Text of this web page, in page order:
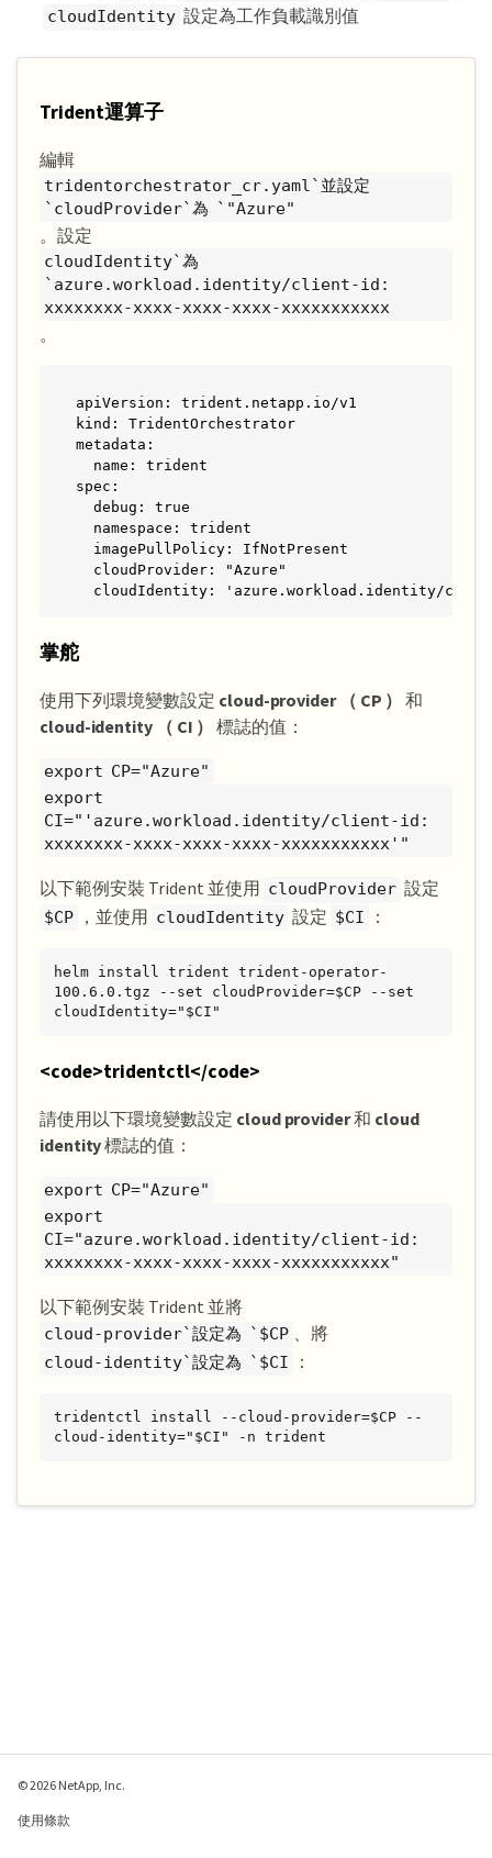
cloudIdentity 設定為工作負載識別值
Trident運算子
編輯
tridentorchestrator_cr.yaml`並設定
`cloudProvider`為 `"Azure"
。設定
cloudIdentity`為
`azure.workload.identity/client-id:
xxxxxxxx-xxxx-xxxx-xxxx-xxxxxxxxxxx
。
apiVersion: trident.netapp.io/v1
kind: TridentOrchestrator
metadata:
  name: trident
spec:
  debug: true
  namespace: trident
  imagePullPolicy: IfNotPresent
  cloudProvider: "Azure"
cloudIdentity: 'azure.workload.identity/
掌舵
使用下列環境變數設定 cloud-provider （ CP ） 和
cloud-identity （ CI ） 標誌的值：
export CP="Azure"
export
CI="'azure.workload.identity/client-id:
xxxxxxxx-xxxx-xxxx-xxxx-xxxxxxxxxxx'"
以下範例安裝 Trident 並使用 cloudProvider 設定
$CP ，並使用 cloudIdentity 設定 $CI ：
helm install trident trident-operator-
100.6.0.tgz --set cloudProvider=$CP --set
cloudIdentity="$CI"
<code>tridentctl</code>
請使用以下環境變數設定 cloud provider和 cloud
identity標誌的值：
export CP="Azure"
export
CI="azure.workload.identity/client-id:
xxxxxxxx-xxxx-xxxx-xxxx-xxxxxxxxxxx"
以下範例安裝 Trident 並將
cloud-provider`設定為 `$CP 、將
cloud-identity`設定為 `$CI ：
tridentctl install --cloud-provider=$CP --
cloud-identity="$CI" -n trident
© 2026 NetApp, Inc.
使用條款